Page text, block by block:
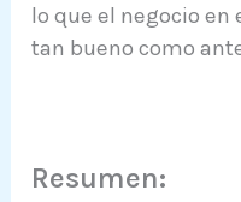
lo que el negocio en
tan bueno como
Resumen: